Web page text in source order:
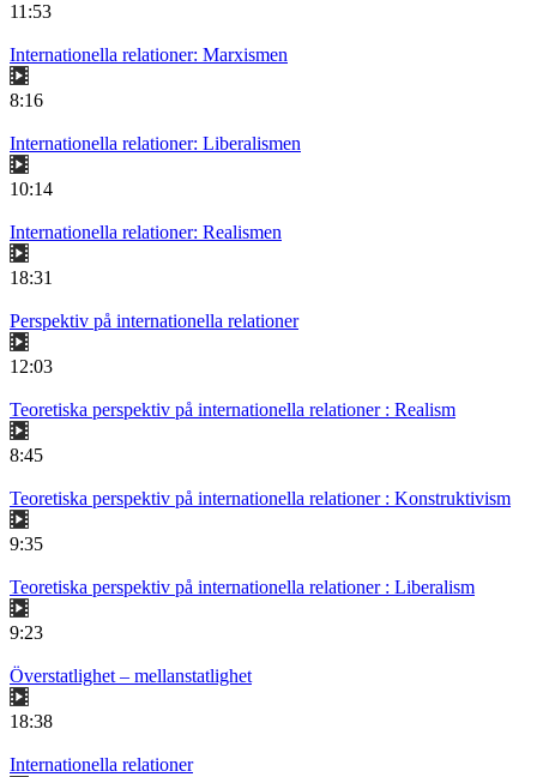
11:53
Internationella relationer: Marxismen
8:16
Internationella relationer: Liberalismen
10:14
Internationella relationer: Realismen
18:31
Perspektiv på internationella relationer
12:03
Teoretiska perspektiv på internationella relationer : Realism
8:45
Teoretiska perspektiv på internationella relationer : Konstruktivism
9:35
Teoretiska perspektiv på internationella relationer : Liberalism
9:23
Överstatlighet – mellanstatlighet
18:38
Internationella relationer